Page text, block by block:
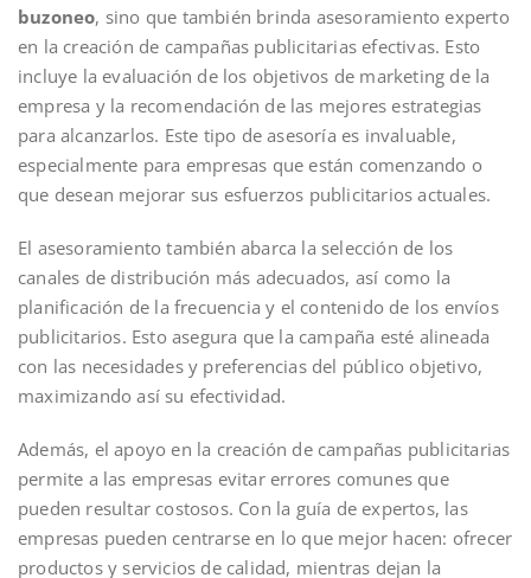
buzoneo, sino que también brinda asesoramiento experto
en la creación de campañas publicitarias efectivas. Esto
incluye la evaluación de los objetivos de marketing de la
empresa y la recomendación de las mejores estrategias
para alcanzarlos. Este tipo de asesoría es invaluable,
especialmente para empresas que están comenzando o
que desean mejorar sus esfuerzos publicitarios actuales.
El asesoramiento también abarca la selección de los
canales de distribución más adecuados, así como la
planificación de la frecuencia y el contenido de los envíos
publicitarios. Esto asegura que la campaña esté alineada
con las necesidades y preferencias del público objetivo,
maximizando así su efectividad.
Además, el apoyo en la creación de campañas publicitarias
permite a las empresas evitar errores comunes que
pueden resultar costosos. Con la guía de expertos, las
empresas pueden centrarse en lo que mejor hacen: ofrecer
productos y servicios de calidad, mientras dejan la